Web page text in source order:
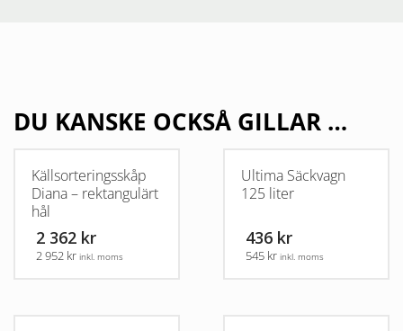
DU KANSKE OCKSÅ GILLAR …
Källsorteringsskåp
Diana – rektangulärt
hål
2 362 kr
2 952 kr inkl. moms
Ultima Säckvagn
125 liter
436 kr
545 kr inkl. moms